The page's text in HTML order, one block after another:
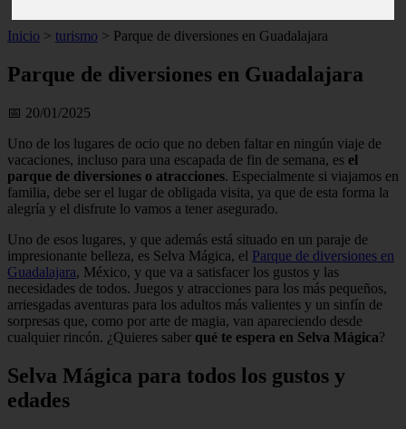
Inicio > turismo > Parque de diversiones en Guadalajara
Parque de diversiones en Guadalajara
📅 20/01/2025
Uno de los lugares de ocio que no deben faltar en ningún viaje de
vacaciones, incluso para una escapada de fin de semana, es el
parque de diversiones o atracciones. Especialmente si viajamos en
familia, debe ser el lugar de obligada visita, ya que de esta forma la
alegría y el disfrute lo vamos a tener asegurado.
Uno de esos lugares, y que además está situado en un paraje de
impresionante belleza, es Selva Mágica, el Parque de diversiones en
Guadalajara, México, y que va a satisfacer los gustos y las
necesidades de todos. Juegos y atracciones para los más pequeños,
arriesgadas aventuras para los adultos más valientes y un sinfín de
sorpresas que, como por arte de magia, van apareciendo desde
cualquier rincón. ¿Quieres saber qué te espera en Selva Mágica?
Selva Mágica para todos los gustos y
edades